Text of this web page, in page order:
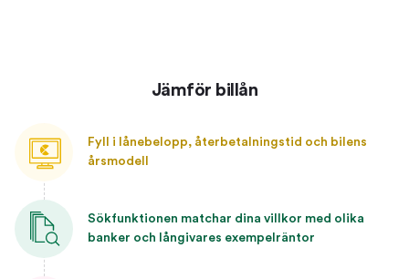
Jämför billån
Fyll i lånebelopp, återbetalningstid och bilens
årsmodell
Sökfunktionen matchar dina villkor med olika
banker och långivares exempelräntor